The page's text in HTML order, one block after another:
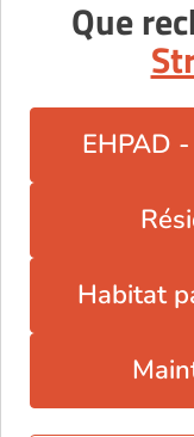
Weitbruch
Que
EHPAD
Habitat